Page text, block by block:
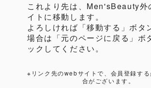
これより先は、Men'sBeauty外
イトに移動します。
よろしければ「移動する」ボタ
場合は「元のページに戻る」ボ
ックしてください。
※リンク先のwebサイトで、会員登録す
合がございます。